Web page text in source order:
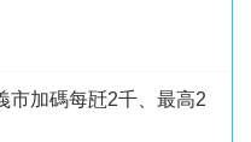
加碼每瓩2千、最高2